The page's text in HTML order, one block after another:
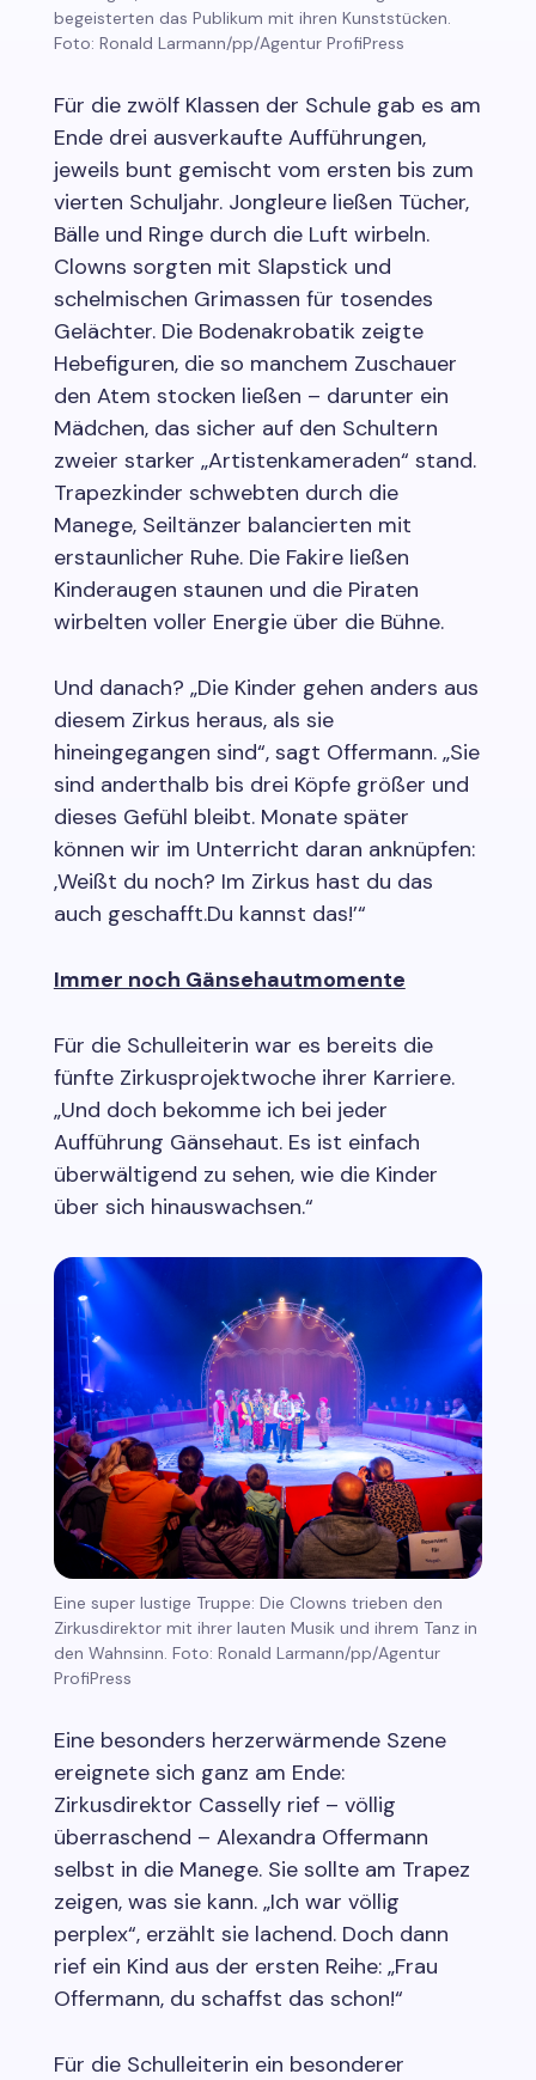
begeisterten das Publikum mit ihren Kunststücken.
Foto: Ronald Larmann/pp/Agentur ProfiPress
Für die zwölf Klassen der Schule gab es am
Ende drei ausverkaufte Aufführungen,
jeweils bunt gemischt vom ersten bis zum
vierten Schuljahr. Jongleure ließen Tücher,
Bälle und Ringe durch die Luft wirbeln.
Clowns sorgten mit Slapstick und
schelmischen Grimassen für tosendes
Gelächter. Die Bodenakrobatik zeigte
Hebefiguren, die so manchem Zuschauer
den Atem stocken ließen – darunter ein
Mädchen, das sicher auf den Schultern
zweier starker „Artistenkameraden“ stand.
Trapezkinder schwebten durch die
Manege, Seiltänzer balancierten mit
erstaunlicher Ruhe. Die Fakire ließen
Kinderaugen staunen und die Piraten
wirbelten voller Energie über die Bühne.
Und danach? „Die Kinder gehen anders aus
diesem Zirkus heraus, als sie
hineingegangen sind“, sagt Offermann. „Sie
sind anderthalb bis drei Köpfe größer und
dieses Gefühl bleibt. Monate später
können wir im Unterricht daran anknüpfen:
‚Weißt du noch? Im Zirkus hast du das
auch geschafft.Du kannst das!’“
Immer noch Gänsehautmomente
Für die Schulleiterin war es bereits die
fünfte Zirkusprojektwoche ihrer Karriere.
„Und doch bekomme ich bei jeder
Aufführung Gänsehaut. Es ist einfach
überwältigend zu sehen, wie die Kinder
über sich hinauswachsen.“
Eine super lustige Truppe: Die Clowns trieben den
Zirkusdirektor mit ihrer lauten Musik und ihrem Tanz in
den Wahnsinn. Foto: Ronald Larmann/pp/Agentur
ProfiPress
Eine besonders herzerwärmende Szene
ereignete sich ganz am Ende:
Zirkusdirektor Casselly rief – völlig
überraschend – Alexandra Offermann
selbst in die Manege. Sie sollte am Trapez
zeigen, was sie kann. „Ich war völlig
perplex“, erzählt sie lachend. Doch dann
rief ein Kind aus der ersten Reihe: „Frau
Offermann, du schaffst das schon!“
Für die Schulleiterin ein besonderer